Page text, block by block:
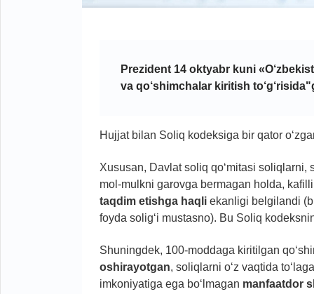
Prezident 14 oktyabr kuni
va qo‘shimchalar kiritish
Hujjat bilan Soliq kodeksiga bir qator
Xususan, Davlat soliq qo‘mitasi soliqlarni,
mol-mulkni garovga bermagan holda,
taqdim etishga haqli ekanligi belgilandi
foyda solig‘i mustasno). Bu Soliq
Shuningdek, 100-moddaga kiritilgan
oshirayotgan, soliqlarni o‘z vaqtida
imkoniyatiga ega bo‘lmagan manfaatdor